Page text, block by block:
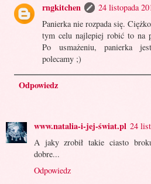
rngkitchen
24 listopada
Panierka nie rozpada się.
tym celu najlepiej robić to na
Po usmażeniu, panierka
polecamy ;)
Odpowiedz
www.natalia-i-jej-świat.pl 24
A jaky zrobił takie ciasto
dobre...
Odpowiedz